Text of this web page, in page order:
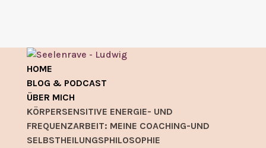
HOME
BLOG & PODCAST
ÜBER MICH
KÖRPERSENSITIVE ENERGIE- UND
FREQUENZARBEIT: MEINE COACHING-UND
SELBSTHEILUNGSPHILOSOPHIE